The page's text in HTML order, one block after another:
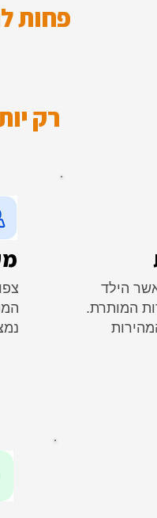
פחות
רק
הילד
המותרת.